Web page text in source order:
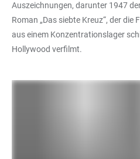
Auszeichnungen, darunter 1947
Roman „Das siebte Kreuz“, der die
aus einem Konzentrationslager
Hollywood verfilmt.